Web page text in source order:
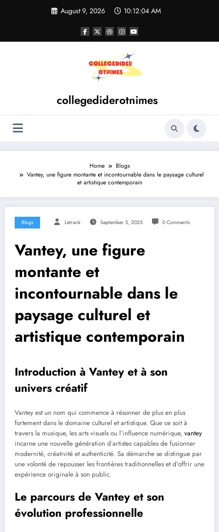
August 9, 2026 10:12:05 AM
collegediderotnimes
Home
Blogs
Vantey, une figure montante et incontournable dans le paysage culturel
et artistique contemporain
Blogs Letrank September 5, 2025 0 Comments
Vantey, une figure
montante et
incontournable dans le
paysage culturel et
artistique contemporain
Introduction à Vantey et à son
univers créatif
Vantey est un nom qui commence à résonner de plus en plus
fortement dans le domaine culturel et artistique. Que ce soit à
travers la musique, les arts visuels ou l’influence numérique, vantey
incarne une nouvelle génération d’artistes capables de fusionner
modernité, créativité et authenticité. Sa démarche se distingue par
une volonté de repousser les frontières traditionnelles et d’offrir une
expérience originale à son public.
Le parcours de Vantey et son
évolution professionnelle